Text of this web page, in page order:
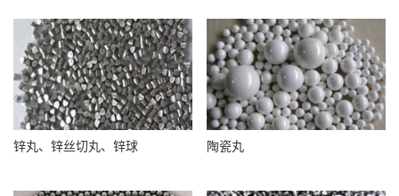
锌丸、锌丝切丸、锌球 陶瓷丸